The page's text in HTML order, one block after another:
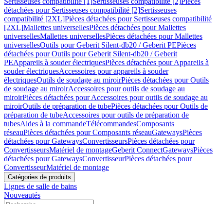
détachées pour Sertisseuses compatibilité [2]Sertisseuses
compatibilité [2XL]Pièces détachées pour Sertisseuses compatibilité
[2XL]Mallettes universellesPièces détachées pour Mallettes
universellesMallettes universellesPièces détachées pour Mallettes
universellesOutils pour Geberit Silent-db20 / Geberit PEPièces
détachées pour Outils pour Geberit Silent-db20 / Geberit
PEAppareils à souder électriquesPièces détachées pour Appareils à
souder électriquesAccessoires pour appareils à souder
électriquesOutils de soudage au miroirPièces détachées pour Outils
de soudage au miroirAccessoires pour outils de soudage au
miroirPièces détachées pour Accessoires pour outils de soudage au
miroirOutils de préparation de tubePièces détachées pour Outils de
préparation de tubeAccessoires pour outils de préparation de
tubesAides à la commandeTélécommandesComposants
réseauPièces détachées pour Composants réseauGatewaysPièces
détachées pour GatewaysConvertisseursPièces détachées pour
ConvertisseursMatériel de montageGeberit ConnectGatewaysPièces
détachées pour GatewaysConvertisseurPièces détachées pour
ConvertisseurMatériel de montage
Catégories de produits
Lignes de salle de bains
Nouveautés